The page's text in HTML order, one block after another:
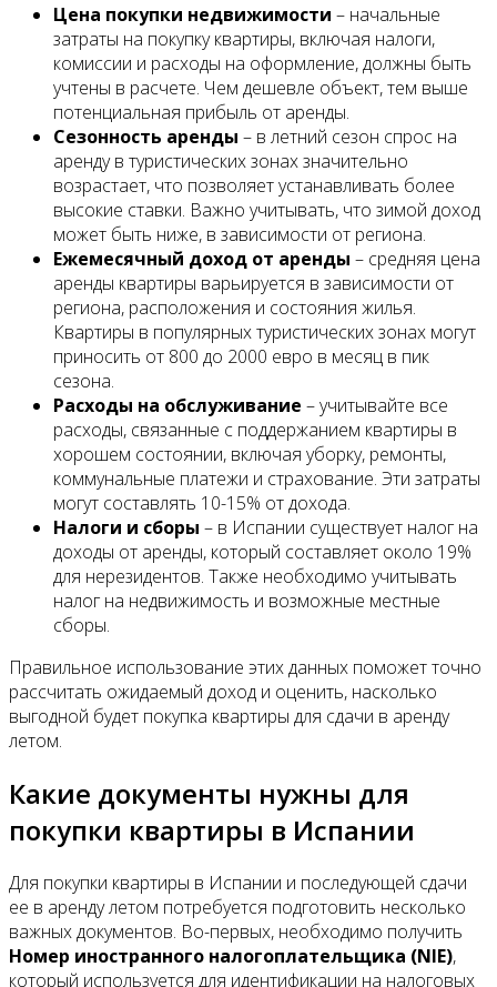
Цена покупки недвижимости – начальные
затраты на покупку квартиры, включая налоги,
комиссии и расходы на оформление, должны быть
учтены в расчете. Чем дешевле объект, тем выше
потенциальная прибыль от аренды.
Сезонность аренды – в летний сезон спрос на
аренду в туристических зонах значительно
возрастает, что позволяет устанавливать более
высокие ставки. Важно учитывать, что зимой доход
может быть ниже, в зависимости от региона.
Ежемесячный доход от аренды – средняя цена
аренды квартиры варьируется в зависимости от
региона, расположения и состояния жилья.
Квартиры в популярных туристических зонах могут
приносить от 800 до 2000 евро в месяц в пик
сезона.
Расходы на обслуживание – учитывайте все
расходы, связанные с поддержанием квартиры в
хорошем состоянии, включая уборку, ремонты,
коммунальные платежи и страхование. Эти затраты
могут составлять 10-15% от дохода.
Налоги и сборы – в Испании существует налог на
доходы от аренды, который составляет около 19%
для нерезидентов. Также необходимо учитывать
налог на недвижимость и возможные местные
сборы.
Правильное использование этих данных поможет точно
рассчитать ожидаемый доход и оценить, насколько
выгодной будет покупка квартиры для сдачи в аренду
летом.
Какие документы нужны для
покупки квартиры в Испании
Для покупки квартиры в Испании и последующей сдачи
ее в аренду летом потребуется подготовить несколько
важных документов. Во-первых, необходимо получить
Номер иностранного налогоплательщика (NIE),
который используется для идентификации на налоговых